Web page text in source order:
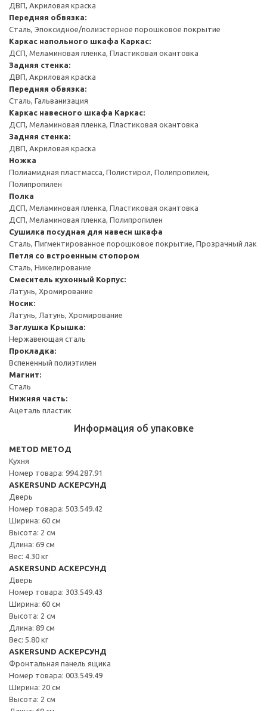
ДВП, Акриловая краска
Передняя обвязка:
Сталь, Эпоксидное/полиэстерное порошковое покрытие
Каркас напольного шкафа Каркас:
ДСП, Меламиновая пленка, Пластиковая окантовка
Задняя стенка:
ДВП, Акриловая краска
Передняя обвязка:
Сталь, Гальванизация
Каркас навесного шкафа Каркас:
ДСП, Меламиновая пленка, Пластиковая окантовка
Задняя стенка:
ДВП, Акриловая краска
Ножка
Полиамидная пластмасса, Полистирол, Полипропилен,
Полипропилен
Полка
ДСП, Меламиновая пленка, Пластиковая окантовка
ДСП, Меламиновая пленка, Полипропилен
Сушилка посудная для навесн шкафа
Сталь, Пигментированное порошковое покрытие, Прозрачный лак
Петля со встроенным стопором
Сталь, Никелирование
Смеситель кухонный Корпус:
Латунь, Хромирование
Носик:
Латунь, Латунь, Хромирование
Заглушка Крышка:
Нержавеющая сталь
Прокладка:
Вспененный полиэтилен
Магнит:
Сталь
Нижняя часть:
Ацеталь пластик
Информация об упаковке
METOD МЕТОД
Кухня
Номер товара: 994.287.91
ASKERSUND АСКЕРСУНД
Дверь
Номер товара: 503.549.42
Ширина: 60 см
Высота: 2 см
Длина: 69 см
Вес: 4.30 кг
ASKERSUND АСКЕРСУНД
Дверь
Номер товара: 303.549.43
Ширина: 60 см
Высота: 2 см
Длина: 89 см
Вес: 5.80 кг
ASKERSUND АСКЕРСУНД
Фронтальная панель ящика
Номер товара: 003.549.49
Ширина: 20 см
Высота: 2 см